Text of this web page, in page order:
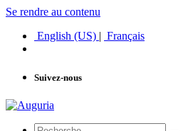
Se rendre au contenu
English (US) | Français
Suivez-nous